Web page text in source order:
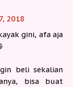
2018
gini, afa aja
beli sekalian
bisa buat